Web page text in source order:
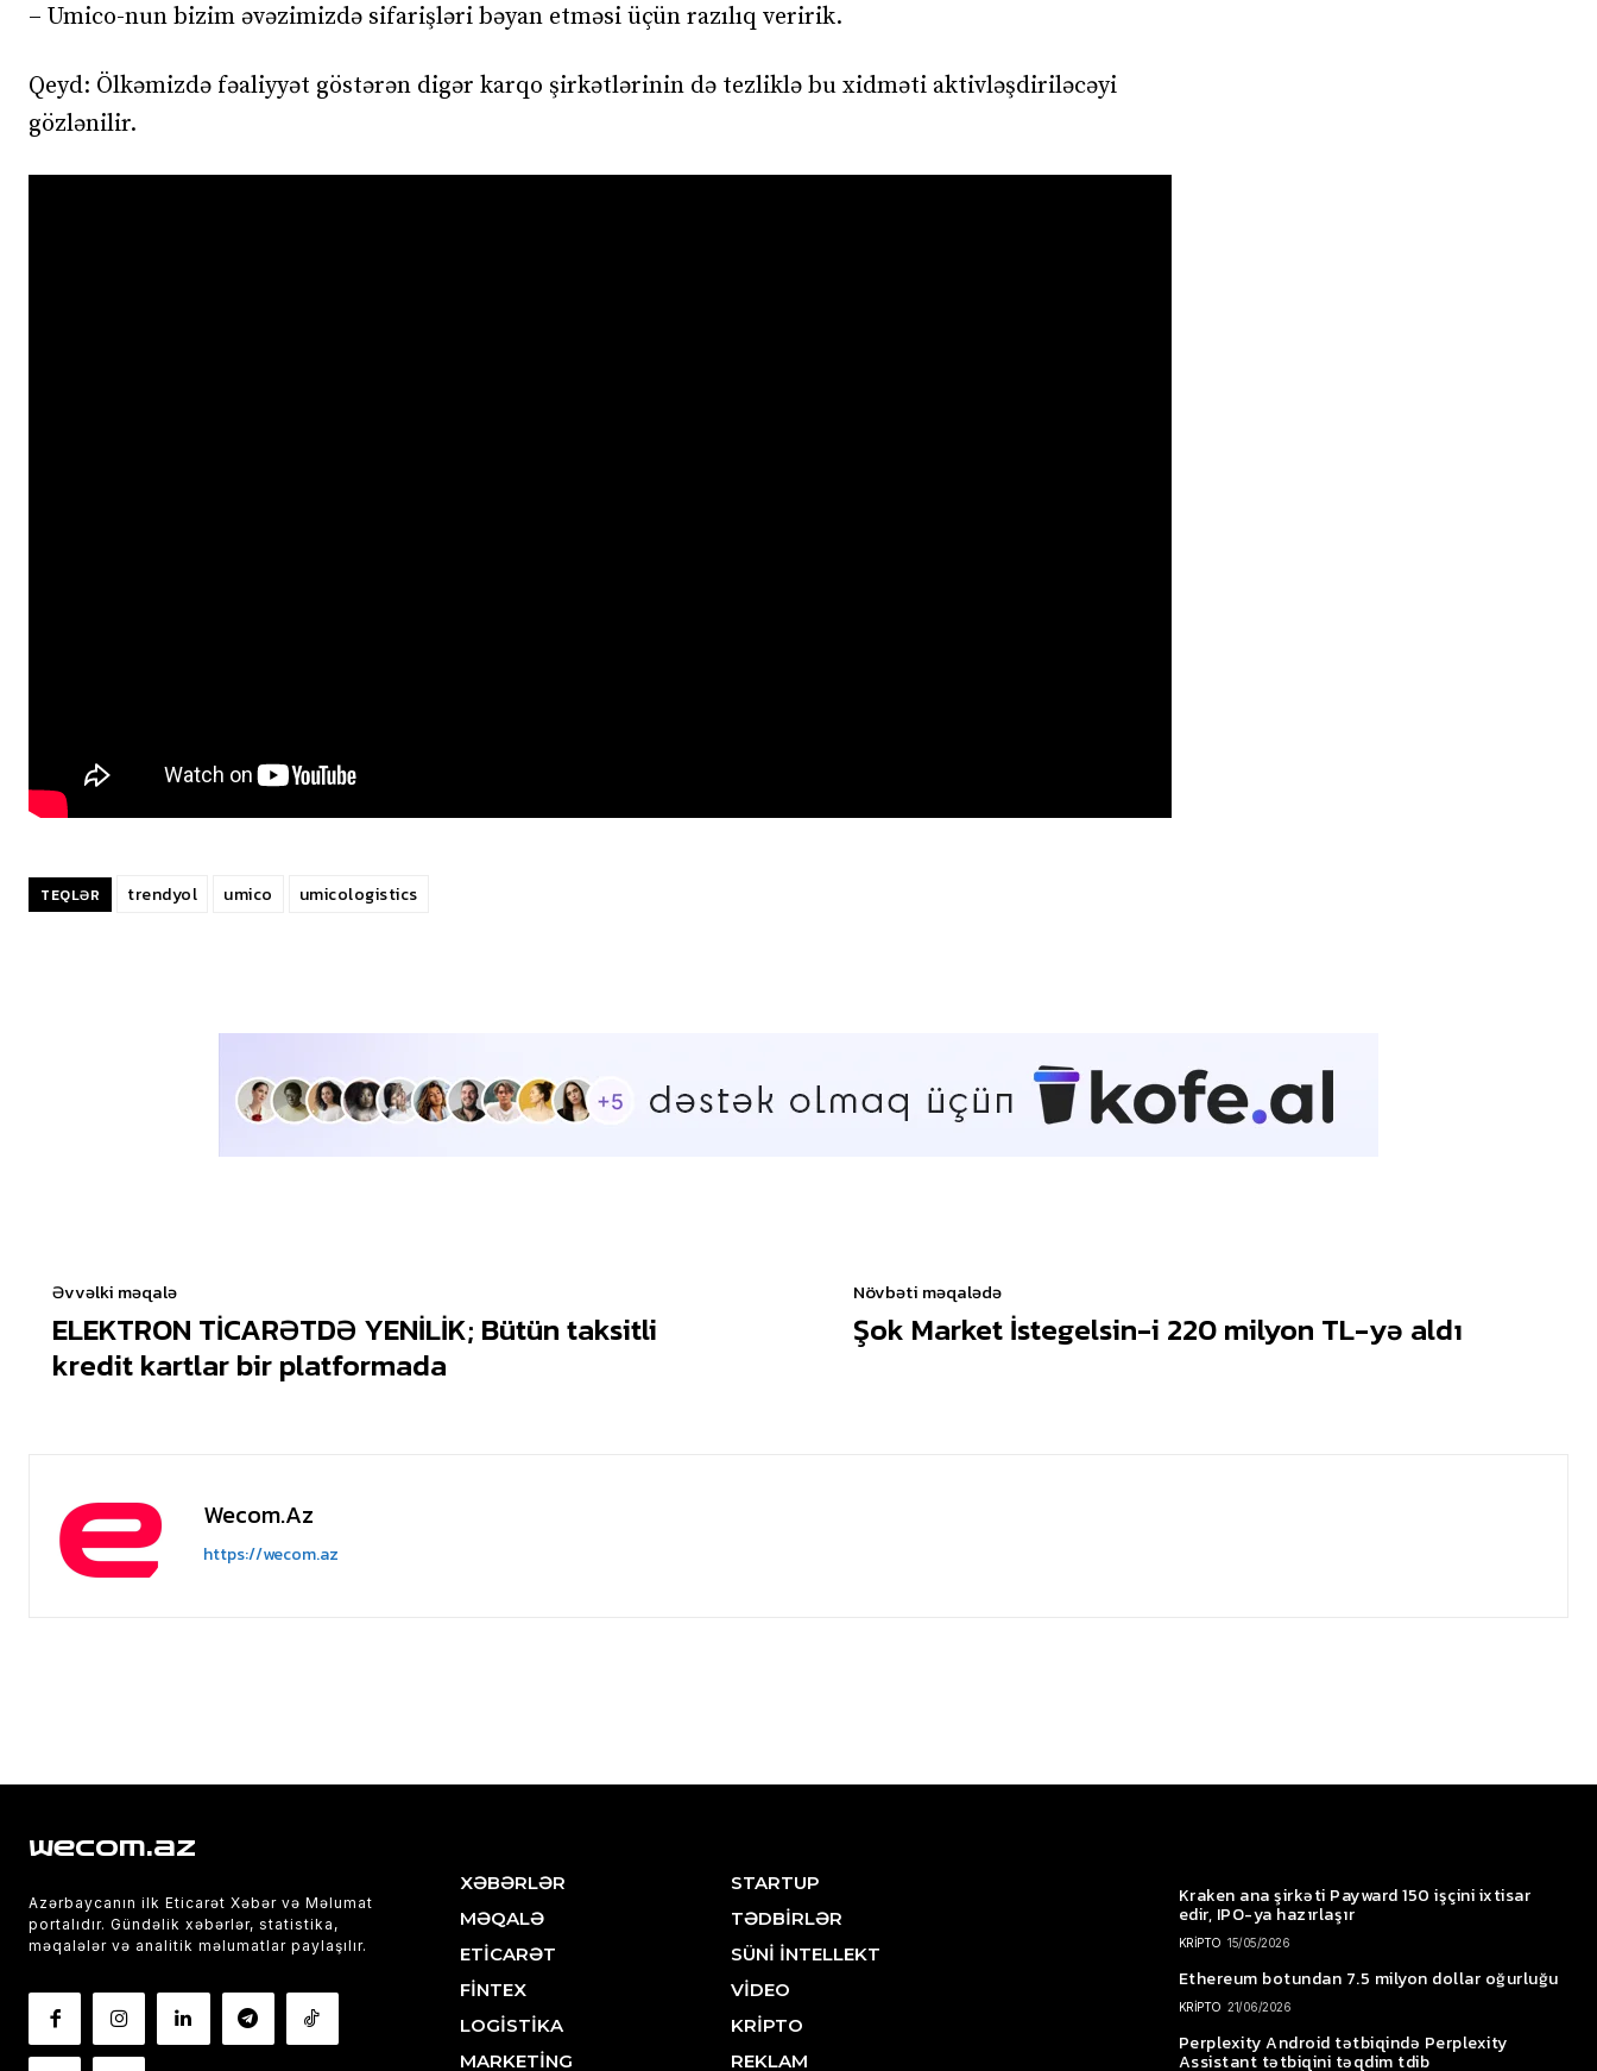
– Umico-nun bizim əvəzimizdə sifarişləri bəyan etməsi üçün razılıq veririk.
Qeyd: Ölkəmizdə fəaliyyət göstərən digər karqo şirkətlərinin də tezliklə bu xidməti aktivləşdiriləcəyi
gözlənilir.
TEQLƏR trendyol umico umicologistics
Əvvəlki məqalə
ELEKTRON TİCARƏTDƏ YENİLİK; Bütün taksitli
kredit kartlar bir platformada
Növbəti məqalədə
Şok Market İstegelsin-i 220 milyon TL-yə aldı
Wecom.az
https://wecom.az
wecom.az
Azərbaycanın ilk Eticarət Xəbər və Məlumat
portalıdır. Gündəlik xəbərlər, statistika,
məqalələr və analitik məlumatlar paylaşılır.
XƏBƏRLƏR
MƏQALƏ
ETİCARƏT
FİNTEX
LOGİSTİKA
MARKETİNG
STARTUP
TƏDBİRLƏR
SÜNİ İNTELLEKT
VİDEO
KRİPTO
REKLAM
Kraken ana şirkəti Payward 150 işçini ixtisar
edir, IPO-ya hazırlaşır
KRİPTO 15/05/2026
Ethereum botundan 7.5 milyon dollar oğurluğu
KRİPTO 21/06/2026
Perplexity Android tətbiqində Perplexity
Assistant tətbiqini təqdim tdib